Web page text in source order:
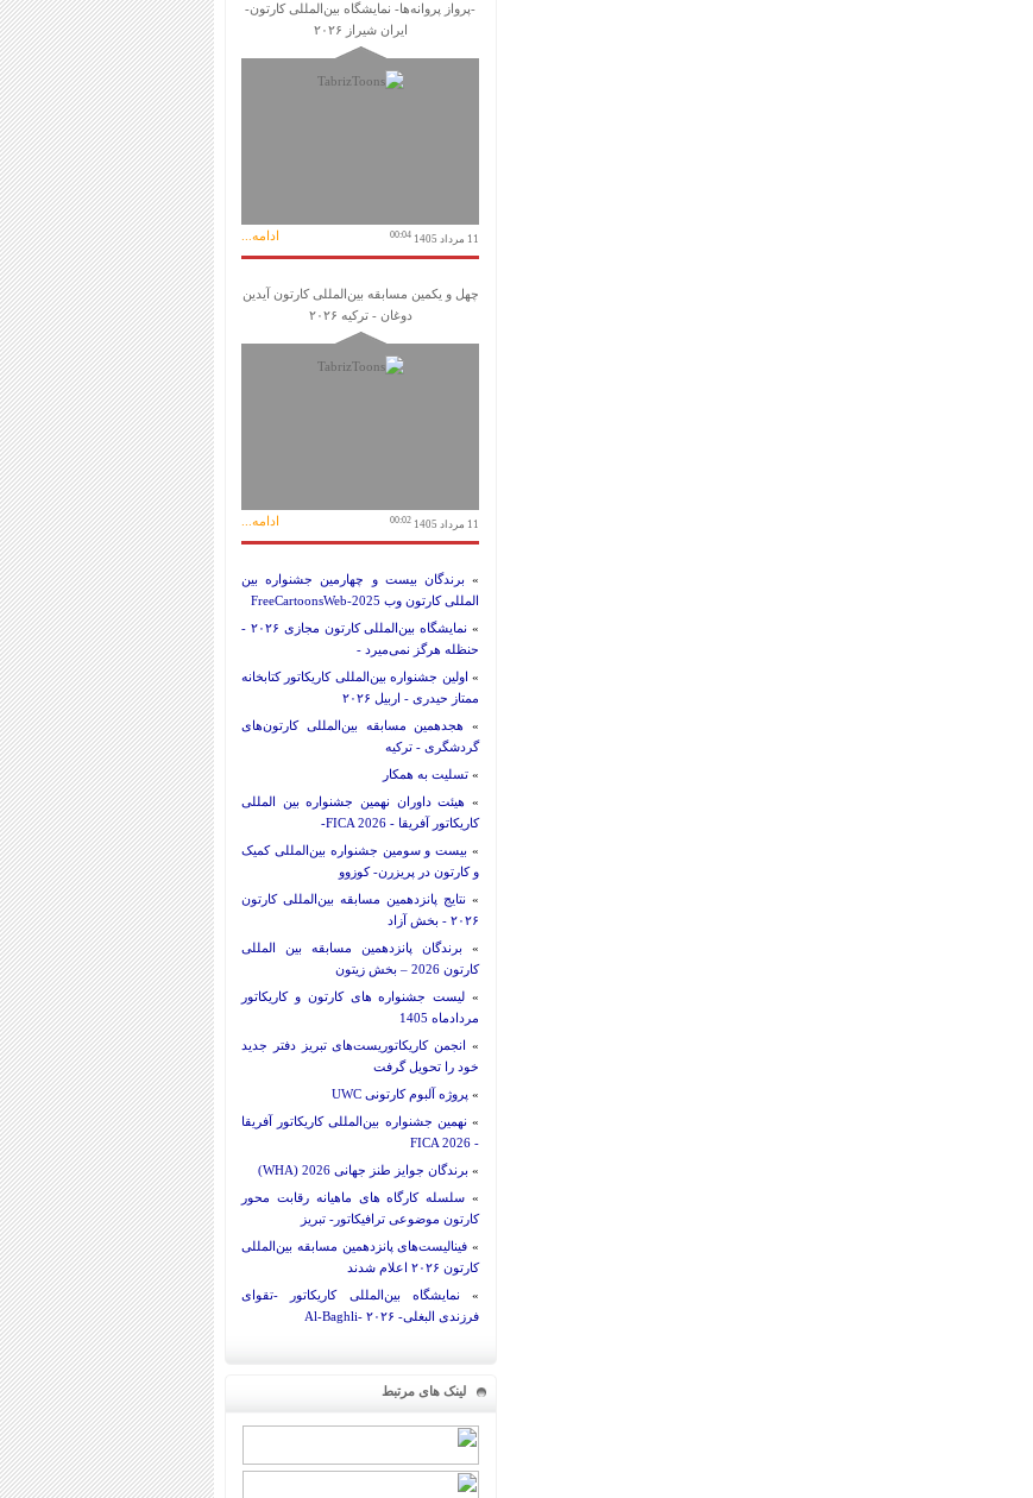
-پرواز پروانه‌ها- نمایشگاه بین‌المللی کارتون-
ایران شیراز ۲۰۲۶
11 مرداد 1405 00:04 ادامه...
چهل و یکمین مسابقه بین‌المللی کارتون آیدین
دوغان - ترکیه ۲۰۲۶
11 مرداد 1405 00:02 ادامه...
» برندگان بیست و چهارمین جشنواره بین
المللی کارتون وب FreeCartoonsWeb-2025
»
نمایشگاه بین‌المللی کارتون مجازی ۲۰۲۶ -
حنظله هرگز نمی‌میرد -
» اولین جشنواره بین‌المللی کاریکاتور کتابخانه
ممتاز حیدری - اربیل ۲۰۲۶
»
هجدهمین مسابقه بین‌المللی کارتون‌های
گردشگری - ترکیه
» تسلیت به همکار
» هیئت داوران نهمین جشنواره بین المللی
کاریکاتور آفریقا - FICA 2026-
» بیست و سومین جشنواره بین‌المللی کمیک
و کارتون در پریزرن- کوزوو
» نتایج پانزدهمین مسابقه بین‌المللی کارتون
۲۰۲۶ - بخش آزاد
» برندگان پانزدهمین مسابقه بین المللی
کارتون 2026 – بخش زیتون
» لیست جشنواره های کارتون و کاریکاتور
مردادماه 1405
» انجمن کاریکاتوریست‌های تبریز دفتر جدید
خود را تحویل گرفت
» پروژه آلبوم کارتونی UWC
» نهمین جشنواره بین‌المللی کاریکاتور آفریقا
- FICA 2026
» برندگان جوایز طنز جهانی 2026 (WHA)
» سلسله کارگاه های ماهیانه رقابت محور
کارتون موضوعی ترافیکاتور- تبریز
» فینالیست‌های پانزدهمین مسابقه بین‌المللی
کارتون ۲۰۲۶ اعلام شدند
» نمایشگاه بین‌المللی کاریکاتور -تقوای
فرزندی البغلی- Al-Baghli- ۲۰۲۶
لینک های مرتبط